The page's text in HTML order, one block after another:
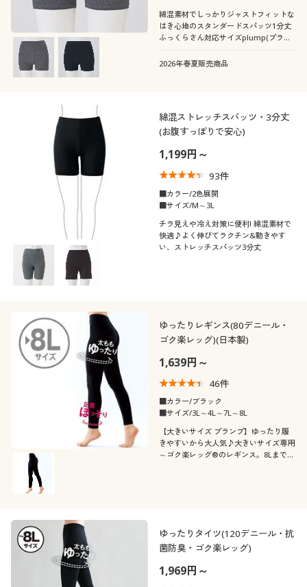
綿混素材でしっかりジャストフィットな
はき心地のスタンダードスパッツ1分丈
ふっくらさん対応サイズplump(プラン
2026年春夏販売商品
綿混ストレッチスパッツ・3分丈
(お腹すっぽりで安心)
1,199円～
93件
■カラー/2色展開
■サイズ/M～3L
チラ見えや冷え対策に便利! 綿混素材で
快適♪よく伸びてラクチン&動きやす
い、ストレッチスパッツ3分丈
ゆったりレギンス(80デニール・
ゴク楽レッグ)(日本製)
1,639円～
46件
■カラー/ブラック
■サイズ/3L～4L～7L～8L
【大きいサイズ プランプ】ゆったり履
きやすいから大人気♪大きいサイズ専用
～ゴク楽レッグ®のレギンス。8Lまでサ
ゆったりタイツ(120デニール・抗
菌防臭・ゴク楽レッグ)
1,969円～